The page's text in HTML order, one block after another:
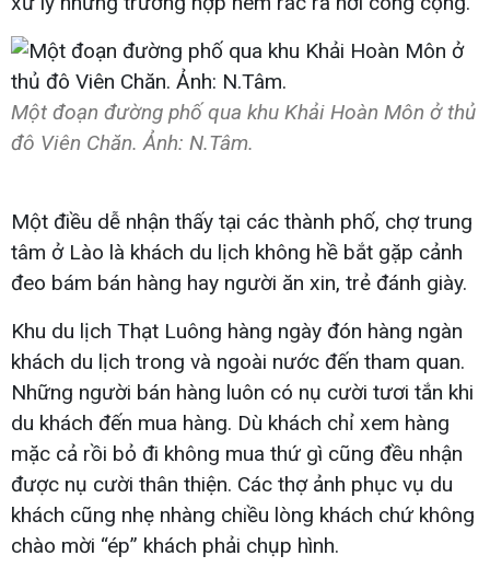
Một đoạn đường phố qua khu Khải Hoàn Môn ở thủ
đô Viên Chăn. Ảnh: N.Tâm.
Một điều dễ nhận thấy tại các thành phố, chợ trung
tâm ở Lào là khách du lịch không hề bắt gặp cảnh
đeo bám bán hàng hay người ăn xin, trẻ đánh giày.
Khu du lịch Thạt Luông hàng ngày đón hàng ngàn
khách du lịch trong và ngoài nước đến tham quan.
Những người bán hàng luôn có nụ cười tươi tắn khi
du khách đến mua hàng. Dù khách chỉ xem hàng
mặc cả rồi bỏ đi không mua thứ gì cũng đều nhận
được nụ cười thân thiện. Các thợ ảnh phục vụ du
khách cũng nhẹ nhàng chiều lòng khách chứ không
chào mời “ép” khách phải chụp hình.